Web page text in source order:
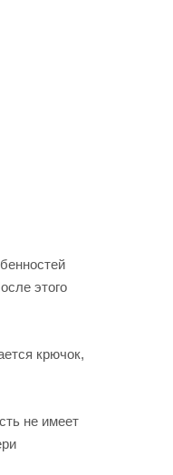
этого
крючок,
не имеет